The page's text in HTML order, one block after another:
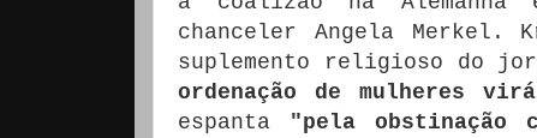
chanceler Angela Merkel.
suplemento religioso do
ordenação de mulheres
espanta "pela obstinação